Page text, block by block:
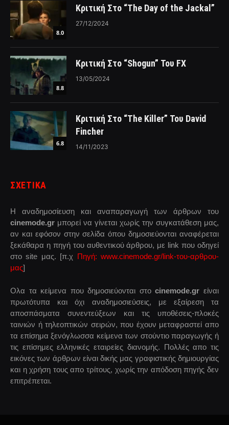
8.0
Κριτική Στο “The Day of the Jackal”
27/12/2024
8.8
Κριτική Στο “Shogun” Του FX
13/05/2024
6.8
Κριτική Στο “The Killer” Του David
Fincher
14/11/2023
ΣΧΕΤΙΚΑ
Η αναδημοσίευση και αναπαραγωγή των άρθρων του
cinemode.gr μπορεί να γίνεται χωρίς την συγκατάθεση μας,
αν και εφόσον στην σελίδα όπου δημοσιεύονται αναφέρεται
ξεκάθαρα η πηγή του αυθεντικού άρθρου, με link που οδηγεί
στο site μας. [π.χ Πηγή: www.cinemode.gr/link-του-αρθρου-
μας]
Ολα τα κείμενα που δημοσιεύονται στοcinemode.gr είναι
πρωτότυπα και όχι αναδημοσιεύσεις, με εξαίρεση τα
αποσπάσματα συνεντεύξεων και τις υποθέσεις-πλοκές
ταινιών ή τηλεοπτικών σειρών, που έχουν μεταφραστεί απο
τα επίσημα ξενόγλωσσα κείμενα των στούντιο παραγωγής ή
τις επίσημες ελληνικές εταιρείες διανομής. Πολλές απο τις
εικόνες των άρθρων είναι δικής μας γραφιστικής δημιουργίας
και η χρήση τους απο τρίτους, χωρίς την απόδοση πηγής δεν
επιτρέπεται.